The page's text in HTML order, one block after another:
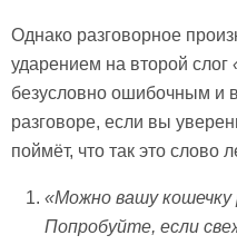
Однако разговорное
ударением на второй слог
безусловно ошибочным и
разговоре, если вы
поймёт, что так это слово
«Можно вашу
Попробуйте, если